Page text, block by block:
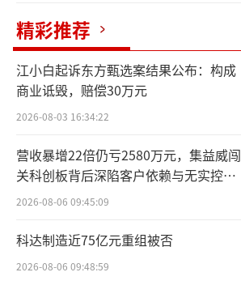
精彩推荐
江小白起诉东方甄选案结果公布：构成
商业诋毁，赔偿30万元
2026-08-03 16:34:22
营收暴增22倍仍亏2580万元，集益威闯
关科创板背后深陷客户依赖与无实控人
困局
2026-08-06 09:45:09
科达制造近75亿元重组被否
2026-08-06 09:48:59